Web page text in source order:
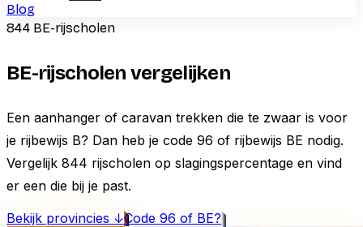
Blog
844 BE-rijscholen
BE-rijscholen vergelijken
Een aanhanger of caravan trekken die te zwaar is voor
je rijbewijs B? Dan heb je code 96 of rijbewijs BE nodig.
Vergelijk 844 rijscholen op slagingspercentage en vind
er een die bij je past.
Bekijk provincies ↓Code 96 of BE?